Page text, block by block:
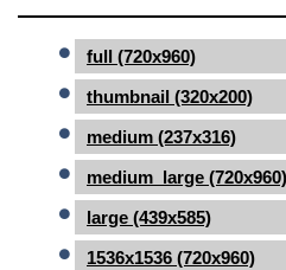
full (720x960)
thumbnail (320x200)
medium (237x316)
medium_large (720x960)
large (439x585)
1536x1536 (720x960)